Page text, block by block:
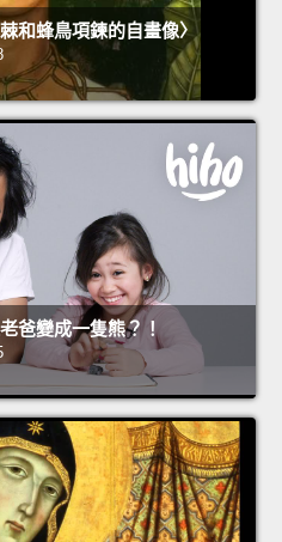
和蜂鳥項鍊的自畫像〉
爸變成一隻熊？！